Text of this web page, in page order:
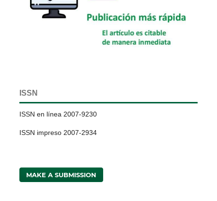
ISSN
ISSN en línea 2007-9230
ISSN impreso 2007-2934
MAKE A SUBMISSION